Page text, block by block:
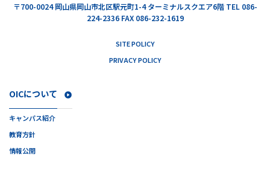
〒700-0024岡山県岡山市北区駅元町1-4 ターミナルスクエア6階TEL 086-
224-2336 FAX 086-232-1619
SITE POLICY
PRIVACY POLICY
OICについて
キャンパス紹介
教育方針
情報公開